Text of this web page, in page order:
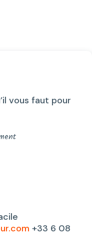
vous faut pour
+33 6 08